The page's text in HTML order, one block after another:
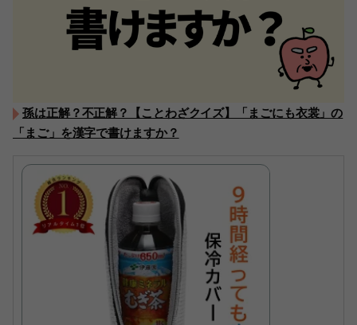
孫は正解？不正解？【ことわざクイズ】「まごにも衣裳」の
「まご」を漢字で書けますか？